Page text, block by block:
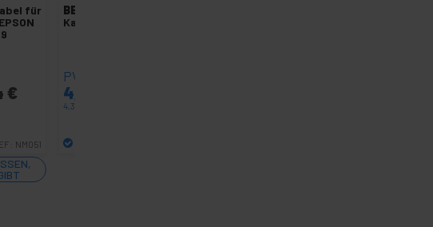
für
€
NM051
BEMATIK
Kabel (DB25M-DB9H)
PVP
4,36
4,36